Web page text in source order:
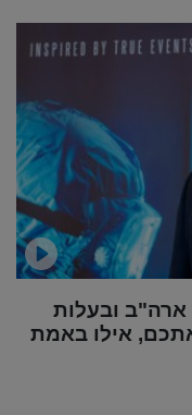
ובעלות
אילו באמת